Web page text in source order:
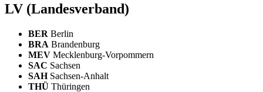
LV (Landesverband)
BER Berlin
BRA Brandenburg
MEV Mecklenburg-Vorpommern
SAC Sachsen
SAHSachsen-Anhalt
THÜ Thüringen